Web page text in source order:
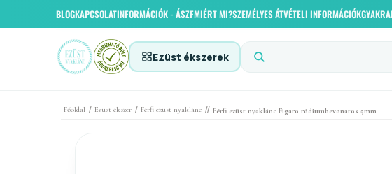
BLOGKAPCSOLATINFORMÁCIÓK - ÁSZFMIÉRT MI?SZEMÉLYES ÁTVÉTELI INFORMÁCIÓK
Ezüst ékszerek
Főoldal / Ezüst ékszer / Férfi ezüst nyaklánc // Férfi ezüst nyaklánc Figaro ródiumbevonatos 5mm